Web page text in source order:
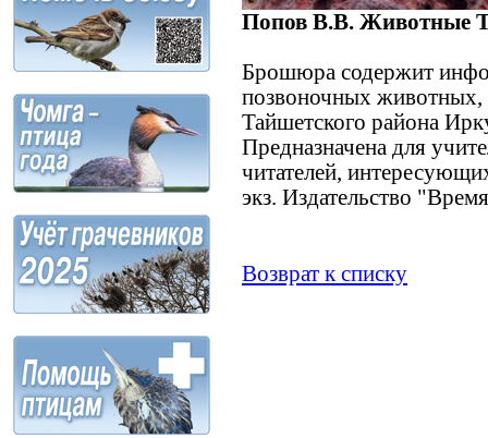
Попов В.В. Животные
Брошюра содержит
позвоночных
Тайшетского района
Предназначена для
читателей,
экз. Издательство
Возврат к списку